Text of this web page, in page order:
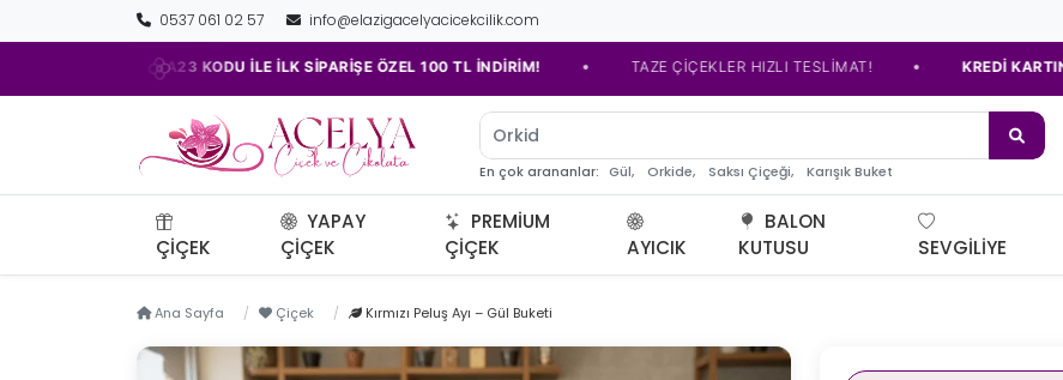
0537 061 02 57 info@elazigacelyacicekcilik.com
ACELYA23 KODU İLE İLK SİPARİŞE ÖZEL 100 TL İNDİRİM! • TAZE ÇİÇEKLER HIZLI TESLİMAT! • KREDİ KARTINA
Orkide çiçeği
En çok arananlar: Gül, Orkide, Saksı Çiçeği, Karışık Buket
ÇIÇEK
YAPAY
ÇIÇEK
PREMIUM
ÇIÇEK
AYICIK
BALON
KUTUSU
SEVGILIYE
Ana Sayfa Çiçek Kırmızı Peluş Ayı – Gül Buketi